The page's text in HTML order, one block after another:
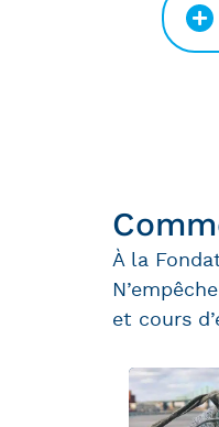
À la
et cours